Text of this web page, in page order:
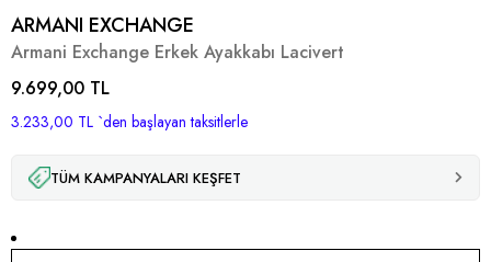
ARMANI EXCHANGE
Armani Exchange Erkek Ayakkabı Lacivert
9.699,00 TL
3.233,00 TL `den başlayan taksitlerle
TÜM KAMPANYALARI KEŞFET